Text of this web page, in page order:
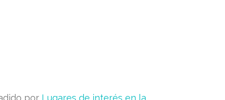
por Lugares de interés en la